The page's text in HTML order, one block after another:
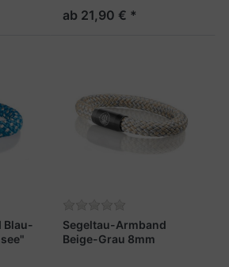
ab 21,90 € *
Blau-
Segeltau-Armband
Beige-Grau 8mm